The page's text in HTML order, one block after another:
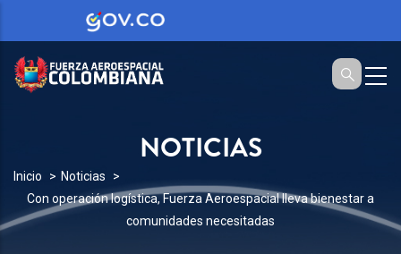
NOTICIAS
SOBRESCRIBIR
ENLACES
DE
Inicio
Noticias
Con operación logística, Fuerza Aeroespacial lleva bienestar a
comunidades necesitadas